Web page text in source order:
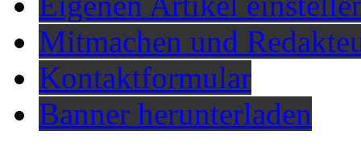
Mitmachen und
Kontaktformular
Banner herunterladen